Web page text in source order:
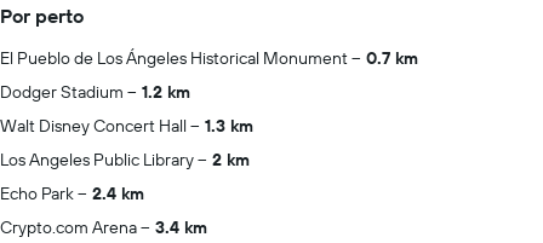
Por perto
El Pueblo de Los Ángeles Historical Monument
0.7 km
Dodger Stadium
1.2 km
Walt Disney Concert Hall
1.3 km
Los Angeles Public Library
2 km
Echo Park
2.4 km
Crypto.com Arena
3.4 km